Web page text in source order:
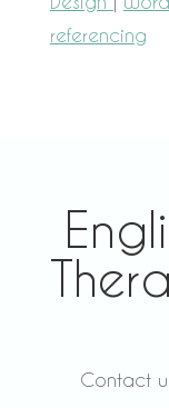
referencing
Contact